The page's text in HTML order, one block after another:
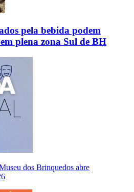
pela bebida podem
plena zona Sul de BH
dos Brinquedos abre